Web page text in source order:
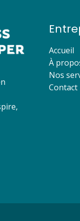
Accueil
À
Nos
Contact